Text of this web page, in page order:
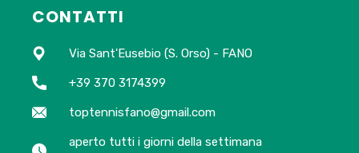
CONTATTI
Via Sant'Eusebio (S. Orso) - FANO
+39 370 3174399
toptennisfano@gmail.com
aperto tutti i giorni della settimana